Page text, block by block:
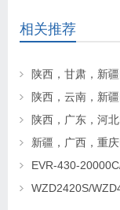
相关推荐
EVR-430-
WZD2420S/